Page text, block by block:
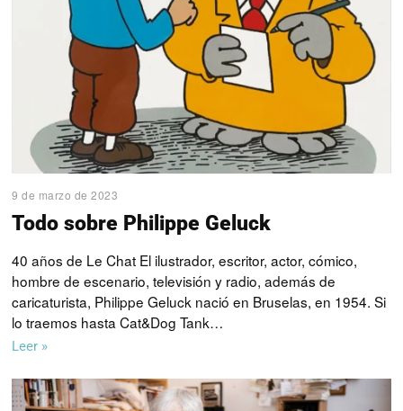
9 de marzo de 2023
Todo sobre Philippe Geluck
40 años de Le Chat El ilustrador, escritor, actor, cómico,
hombre de escenario, televisión y radio, además de
caricaturista, Philippe Geluck nació en Bruselas, en 1954. Si
lo traemos hasta Cat&Dog Tank…
Leer »